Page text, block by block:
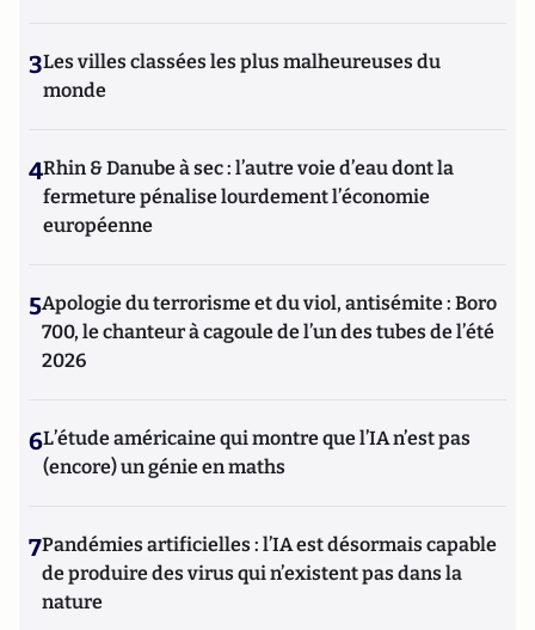
3Les villes classées les plus malheureuses du
monde
4Rhin & Danube à sec : l’autre voie d’eau dont la
fermeture pénalise lourdement l’économie
européenne
5Apologie du terrorisme et du viol, antisémite : Boro
700, le chanteur à cagoule de l’un des tubes de l’été
2026
6L’étude américaine qui montre que l’IA n’est pas
(encore) un génie en maths
7Pandémies artificielles : l’IA est désormais capable
de produire des virus qui n’existent pas dans la
nature